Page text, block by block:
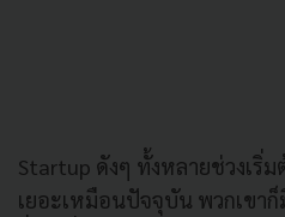
Startup ดังๆ ทั้งหลายช่วงเริ่ม
เยอะเหมือนปัจจุบัน พวกเขา